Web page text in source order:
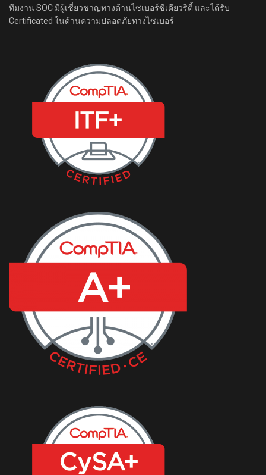
ทีมงาน SOC มีผู้เชี่ยวชาญทางด้านไซเบอร์ซีเคียวริตี้ และได้รับ
Certificated ในด้านความปลอดภัยทางไซเบอร์